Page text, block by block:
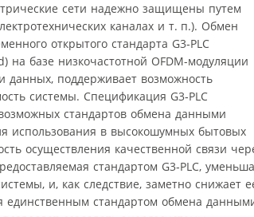
сети надежно защищены путем
каналах и т. п.). Обмен
открытого стандарта G3‑PLC
на базе низкочастотной OFDM-модуляции
данных, поддерживает возможность
системы. Спецификация G3‑PLC
стандартов обмена данными
использования в высокошумных бытовых
осуществления качественной связи
стандартом G3‑PLC,
и, как следствие, заметно снижает
единственным стандартом обмена